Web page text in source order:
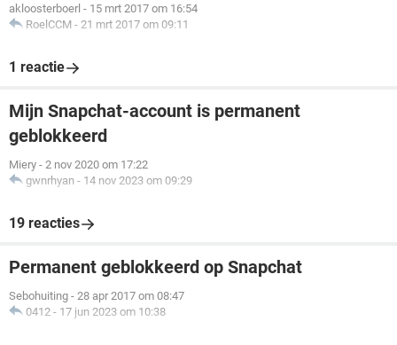
akloosterboerl - 15 mrt 2017 om 16:54
RoelCCM - 21 mrt 2017 om 09:11
1 reactie
Mijn Snapchat-account is permanent
geblokkeerd
Miery - 2 nov 2020 om 17:22
gwnrhyan - 14 nov 2023 om 09:29
19 reacties
Permanent geblokkeerd op Snapchat
Sebohuiting - 28 apr 2017 om 08:47
0412 - 17 jun 2023 om 10:38